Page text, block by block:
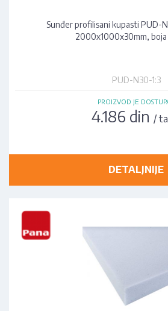
Sunđer profilisani kupasti PUD-
2000x1000x30mm,
PUD-N30-1:3
PROIZVOD JE
4.186 din /
DETALJNIJE